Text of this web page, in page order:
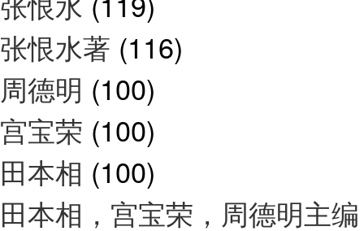
张恨水著 (116)
周德明 (100)
宫宝荣 (100)
田本相 (100)
田本相，宫宝荣，周德明主